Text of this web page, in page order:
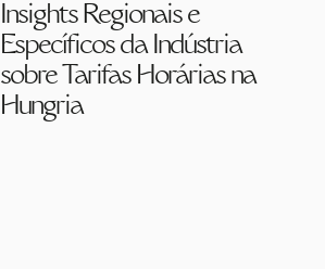
Insights Regionais e
Específicos da Indústria
sobre Tarifas Horárias na
Hungria